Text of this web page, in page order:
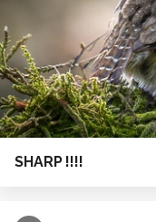
SHARP !!!!